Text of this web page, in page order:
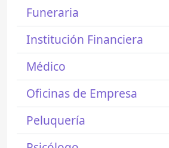
Funeraria
Institución Financiera
Médico
Oficinas de Empresa
Peluquería